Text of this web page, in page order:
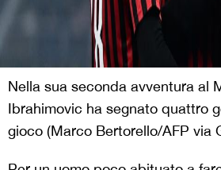
Nella sua seconda avventura al
Ibrahimovic ha segnato quattro
gioco (Marco Bertorello/AFP via